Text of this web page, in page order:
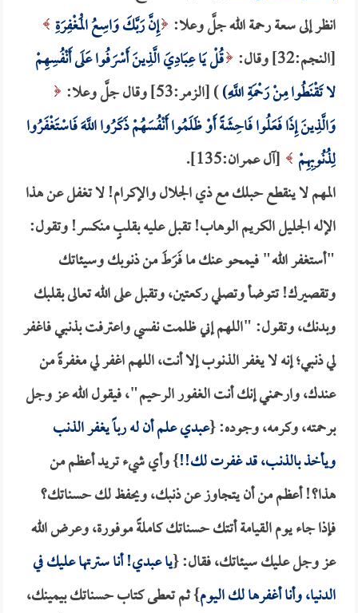
انظر إلى سعة رحمة الله جلَّ وعلا: إِنَّ رَبَّكَ وَاسِعُ الْمَغْفِرَةِ
[النجم:32] وقال:
قُلْ يَا عِبَادِيَ الَّذِينَ أَسْرَفُوا عَلَى أَنْفُسِهِمْ
لا تَقْنَطُوا مِنْ رَحْمَةِ اللَّهِ)) [الزمر:53] وقال جلَّ وعلا:
وَالَّذِينَ إِذَا فَعَلُوا فَاحِشَةً أَوْ ظَلَمُوا أَنْفُسَهُمْ ذَكَرُوا اللَّهَ فَاسْتَغْفَرُوا
لِذُنُوبِهِمْ
[آل عمران:135].
المهم لا ينقطع حبلك مع ذي الجلال والإكرام! لا تغفل عن هذا
الإله الجليل الكريم الوهاب! تقبل عليه بقلبٍ منكسر! وتقول:
"أستغفر الله" فيمحو عنك ما فَرَطَ من ذنوبك وسيئاتك
وتقصيرك! تتوضأ وتصلي ركعتين، وتقبل على الله تعالى بقلبك
وبدنك، وتقول: "اللهم إني ظلمت نفسي واعترفت بذنبي فاغفر
لي ذنبي؛ إنه لا يغفر الذنوب إلا أنت، اللهم اغفر لي مغفرةً من
عندك، وارحمني إنك أنت الغفور الرحيم"، فيقول الله عز وجل
برحمته، وكرمه، وجوده: {عبدي علم أن له رباً يغفر الذنب
ويأخذ بالذنب، قد غفرت لك!!} وأي شيء تريد أعظم من
هذا؟! أعظم من أن يتجاوز عن ذنبك، ويحفظ لك حسناتك؟
فإذا جاء يوم القيامة أتتك حسناتك كاملةً موفورة، وعرض الله
عز وجل عليك سيئاتك، فقال: {يا عبدي! أنا سترتها عليك في
الدنيا، وأنا أغفرها لك اليوم} ثم تعطى كتاب حسناتك بيمينك،